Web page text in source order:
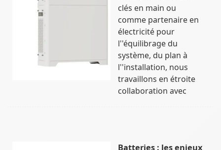
clés en main ou
comme partenaire en
électricité pour
l''équilibrage du
système, du plan à
l''installation, nous
travaillons en étroite
collaboration avec
Batteries : les enjeux